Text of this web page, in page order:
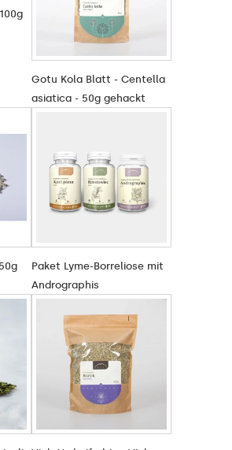
Gotu Kola Blatt - Centella
asiatica - 50g gehackt
Paket Lyme-Borreliose mit
Andrographis